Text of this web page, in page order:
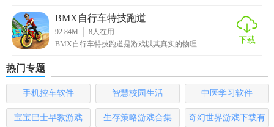
自行车运动的游戏爱好者，那么这款游戏绝对不容错过。
BMX自行车特技跑道
92.84M 8人在用
BMX自行车特技跑道是游戏以其真实的物理...
下载
热门专题
手机控车软件 智慧校园生活 中医学习软件
宝宝巴士早教游戏 生存策略游戏合集
奇幻世界游戏下载有